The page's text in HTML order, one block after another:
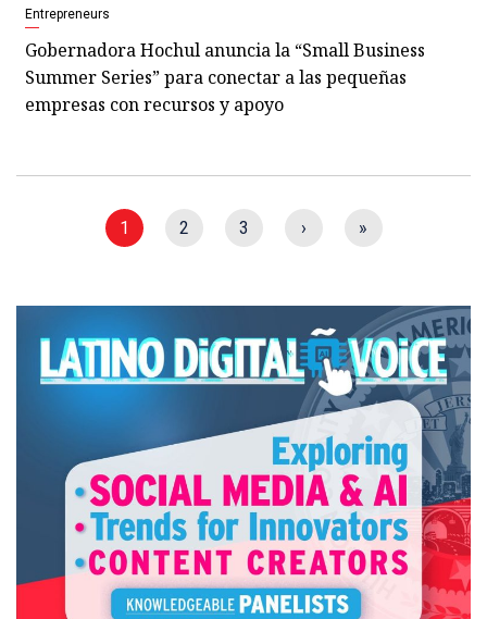
Entrepreneurs
Gobernadora Hochul anuncia la “Small Business
Summer Series” para conectar a las pequeñas
empresas con recursos y apoyo
1 2 3 › »